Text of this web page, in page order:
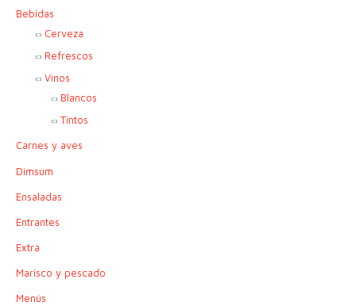
Bebidas
Cerveza
Refrescos
Vinos
Blancos
Tintos
Carnes y aves
Dimsum
Ensaladas
Entrantes
Extra
Marisco y pescado
Menús